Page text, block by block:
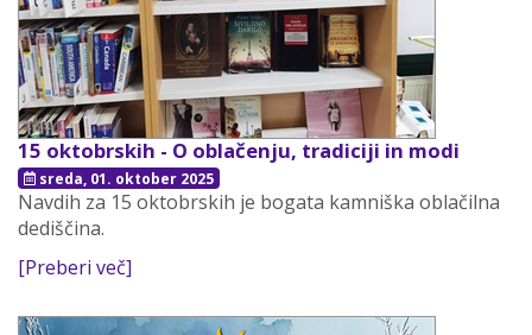
15 oktobrskih - O oblačenju, tradiciji in modi
sreda, 01. oktober 2025
Navdih za 15 oktobrskih je bogata kamniška oblačilna
dediščina.
[Preberi več]